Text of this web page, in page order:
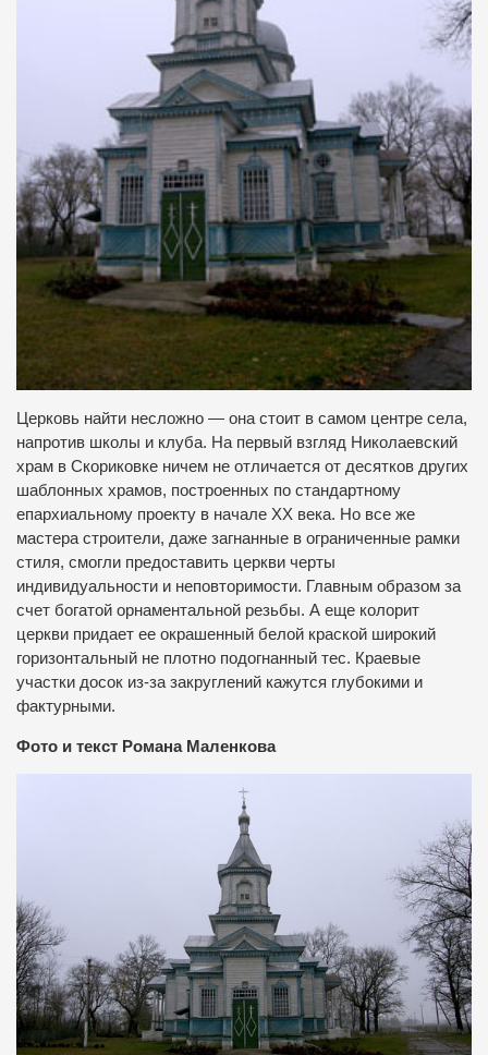
Церковь найти несложно — она стоит в самом центре села,
напротив школы и клуба. На первый взгляд Николаевский
храм в Скориковке ничем не отличается от десятков других
шаблонных храмов, построенных по стандартному
епархиальному проекту в начале ХХ века. Но все же
мастера строители, даже загнанные в ограниченные рамки
стиля, смогли предоставить церкви черты
индивидуальности и неповторимости. Главным образом за
счет богатой орнаментальной резьбы. А еще колорит
церкви придает ее окрашенный белой краской широкий
горизонтальный не плотно подогнанный тес. Краевые
участки досок из-за закруглений кажутся глубокими и
фактурными.
Фото и текст Романа Маленкова